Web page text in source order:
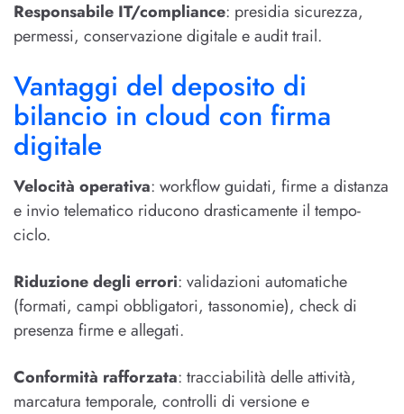
Responsabile IT/compliance: presidia sicurezza,
permessi, conservazione digitale e audit trail.
Vantaggi del deposito di
bilancio in cloud con firma
digitale
Velocità operativa: workflow guidati, firme a distanza
e invio telematico riducono drasticamente il tempo-
ciclo.
Riduzione degli errori: validazioni automatiche
(formati, campi obbligatori, tassonomie), check di
presenza firme e allegati.
Conformità rafforzata: tracciabilità delle attività,
marcatura temporale, controlli di versione e